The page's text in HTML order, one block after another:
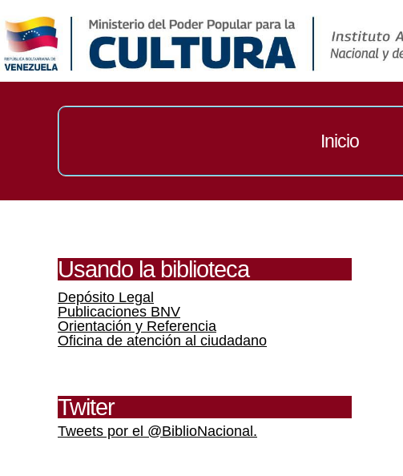
Inicio
Usando la biblioteca
Depósito Legal
Publicaciones BNV
Orientación y Referencia
Oficina de atención al ciudadano
Twiter
Tweets por el @BiblioNacional.